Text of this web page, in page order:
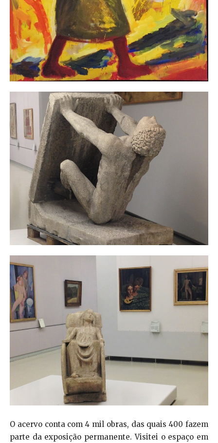
O acervo conta com 4 mil obras, das quais 400 fazem
parte da exposição permanente. Visitei o espaço em